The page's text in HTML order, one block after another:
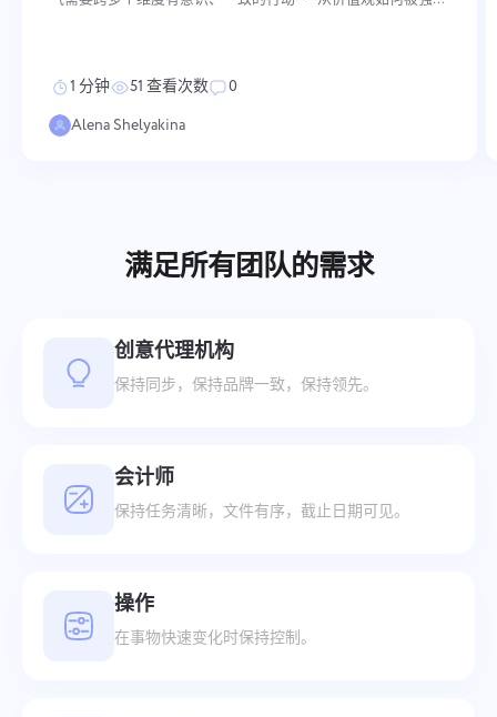
直接提升动力并减少流失率 开放的沟通和支持工作与生活的平
衡增强团队内的信任和忠诚度 公司价值观 保持高士气从在实践
中而不是宣言中持续强化公司价值观开始。在
1 分钟 51 查看次数
0
Alena Shelyakina
满足所有团队的需求
创意代理机构
保持同步，保持品牌一致，保持领先。
会计师
保持任务清晰，文件有序，截止日期可见。
操作
在事物快速变化时保持控制。